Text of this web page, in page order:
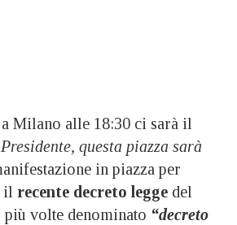
Milano alle 18:30 ci sarà il
questa piazza sarà
in piazza per
il recente decreto legge del
volte denominato “decreto